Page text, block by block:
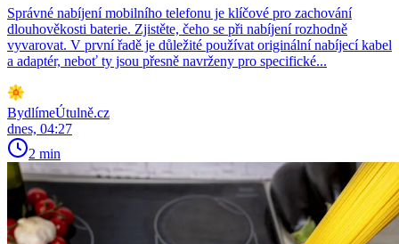
Správné nabíjení mobilního telefonu je klíčové pro zachování
dlouhověkosti baterie. Zjistěte, čeho se při nabíjení rozhodně
vyvarovat. V první řadě je důležité používat originální nabíjecí kabel
a adaptér, neboť ty jsou přesně navrženy pro specifické...
BydlímeÚtulně.cz
dnes, 04:27
2 min